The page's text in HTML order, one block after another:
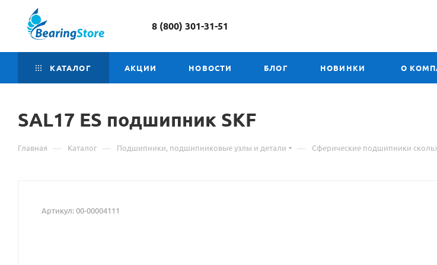
8 (800) 301-31-51
КАТАЛОГ АКЦИИ НОВОСТИ БЛОГ НОВИНКИ О
SAL17 ES Материал
о
ES
подшипник SKF
Главная — Каталог — Подшипники, подшипниковые узлы и детали — Сферические подшипники
Артикул:00-00004111